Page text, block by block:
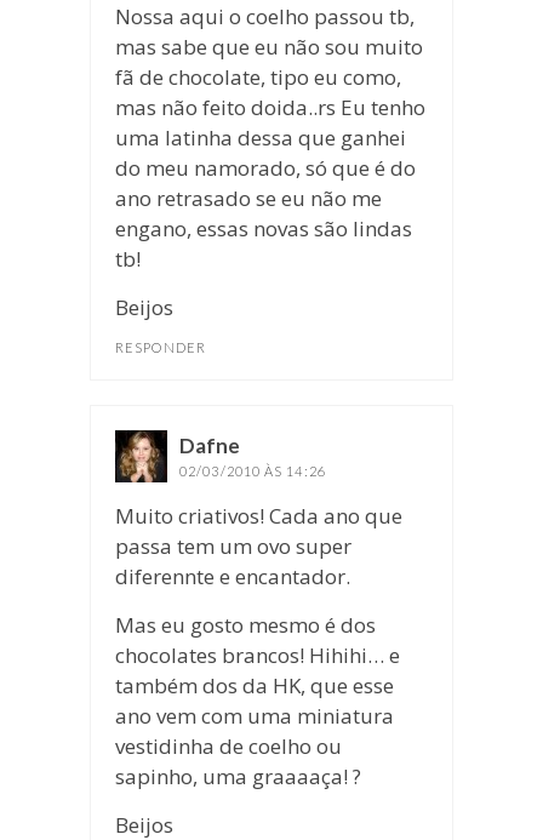
Nossa aqui o coelho passou tb,
mas sabe que eu não sou muito
fã de chocolate, tipo eu como,
mas não feito doida..rs Eu tenho
uma latinha dessa que ganhei
do meu namorado, só que é do
ano retrasado se eu não me
engano, essas novas são lindas
tb!
Beijos
RESPONDER
Dafne
02/03/2010 ÀS 14:26
Muito criativos! Cada ano que
passa tem um ovo super
diferennte e encantador.
Mas eu gosto mesmo é dos
chocolates brancos! Hihihi… e
também dos da HK, que esse
ano vem com uma miniatura
vestidinha de coelho ou
sapinho, uma graaaaça! ?
Beijos